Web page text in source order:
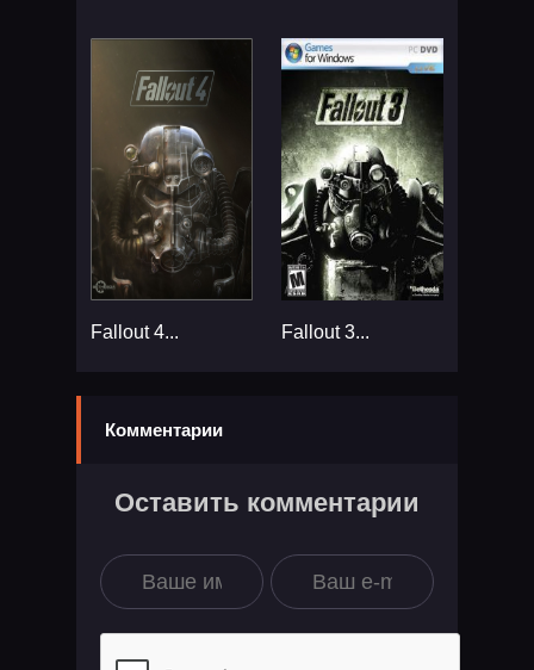
Fallout 4... Fallout 3...
Комментарии
Оставить комментарии